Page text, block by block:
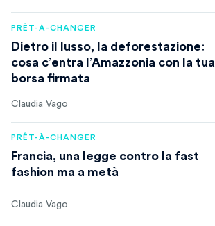
PRÊT-À-CHANGER
Dietro il lusso, la deforestazione:
cosa c’entra l’Amazzonia con la tua
borsa firmata
Claudia Vago
PRÊT-À-CHANGER
Francia, una legge contro la fast
fashion ma a metà
Claudia Vago